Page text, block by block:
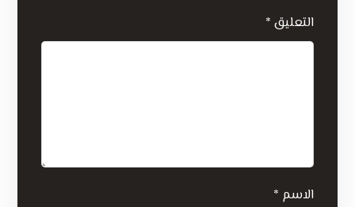
التعليق *
الاسم *